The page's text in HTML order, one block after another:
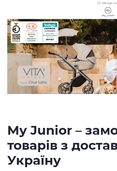
My Junior –
товарів з
Україну